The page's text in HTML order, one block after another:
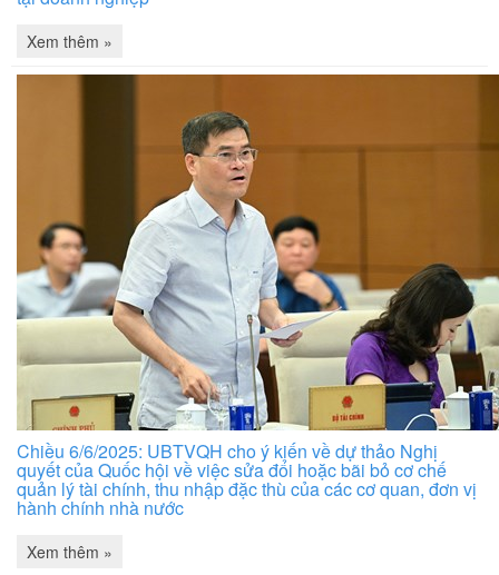
Xem thêm »
Chiều 6/6/2025: UBTVQH cho ý kiến về dự thảo Nghị
quyết của Quốc hội về việc sửa đổi hoặc bãi bỏ cơ chế
quản lý tài chính, thu nhập đặc thù của các cơ quan, đơn vị
hành chính nhà nước
Xem thêm »